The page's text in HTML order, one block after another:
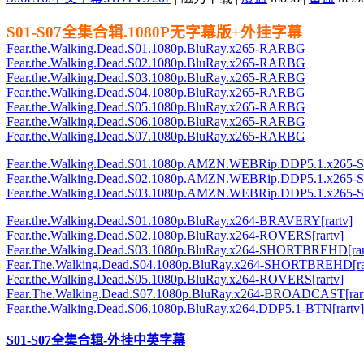
S01-S07全集合辑.1080P无字幕版+外挂字幕
Fear.the.Walking.Dead.S01.1080p.BluRay.x265-RARBG
Fear.the.Walking.Dead.S02.1080p.BluRay.x265-RARBG
Fear.the.Walking.Dead.S03.1080p.BluRay.x265-RARBG
Fear.the.Walking.Dead.S04.1080p.BluRay.x265-RARBG
Fear.the.Walking.Dead.S05.1080p.BluRay.x265-RARBG
Fear.the.Walking.Dead.S06.1080p.BluRay.x265-RARBG
Fear.the.Walking.Dead.S07.1080p.BluRay.x265-RARBG
Fear.the.Walking.Dead.S01.1080p.AMZN.WEBRip.DDP5.1.x265-
Fear.the.Walking.Dead.S02.1080p.AMZN.WEBRip.DDP5.1.x265-
Fear.the.Walking.Dead.S03.1080p.AMZN.WEBRip.DDP5.1.x265-
Fear.the.Walking.Dead.S01.1080p.BluRay.x264-BRAVERY[rartv]
Fear.the.Walking.Dead.S02.1080p.BluRay.x264-ROVERS[rartv]
Fear.the.Walking.Dead.S03.1080p.BluRay.x264-
Fear.The.Walking.Dead.S04.1080p.BluRay.x264-
Fear.the.Walking.Dead.S05.1080p.BluRay.x264-ROVERS[rartv]
Fear.The.Walking.Dead.S07.1080p.BluRay.x264-
Fear.the.Walking.Dead.S06.1080p.BluRay.x264.DDP5.1-BTN[rartv]
S01-S07全集合辑-外挂中英字幕